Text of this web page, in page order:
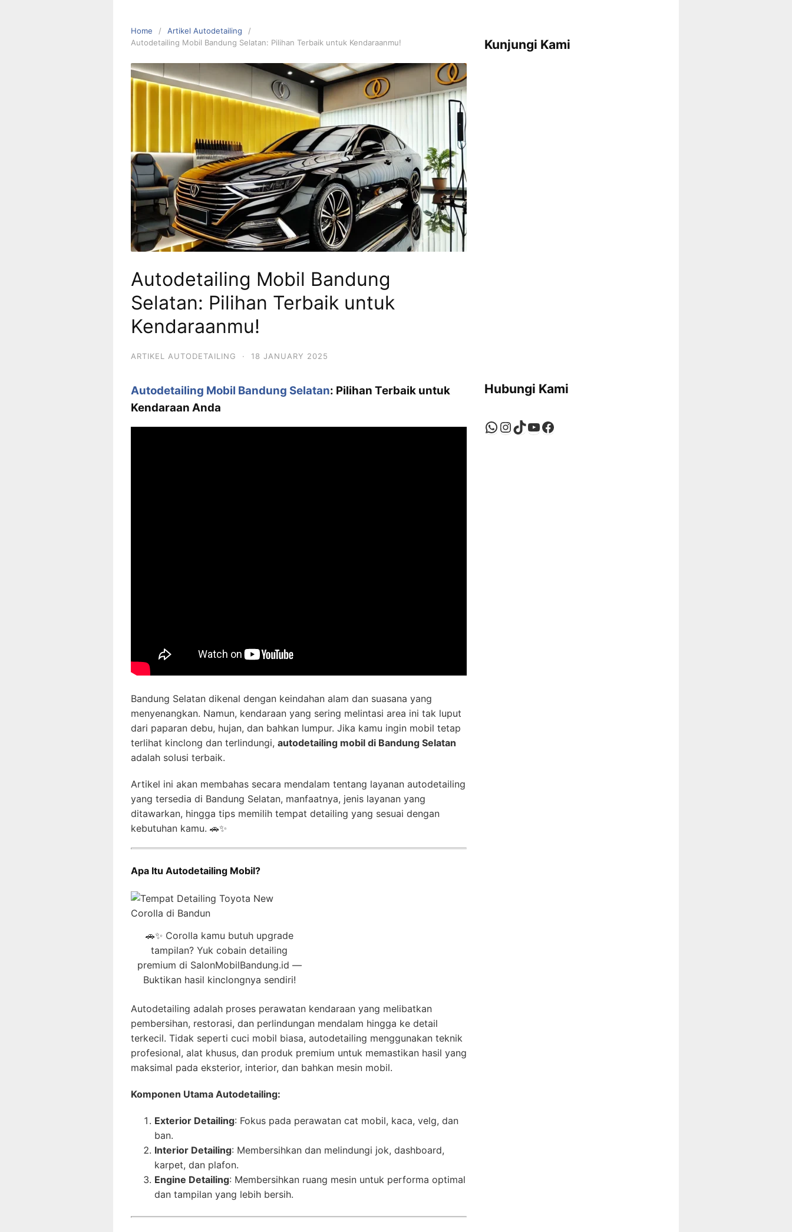
Home
Artikel Autodetailing
Autodetailing Mobil Bandung Selatan: Pilihan Terbaik untuk Kendaraanmu!
Autodetailing Mobil Bandung
Selatan: Pilihan Terbaik untuk
Kendaraanmu!
ARTIKEL AUTODETAILING · 18 JANUARY 2025
Autodetailing Mobil Bandung Selatan: Pilihan Terbaik untuk
Kendaraan Anda
Bandung Selatan dikenal dengan keindahan alam dan suasana yang
menyenangkan. Namun, kendaraan yang sering melintasi area ini tak luput
dari paparan debu, hujan, dan bahkan lumpur. Jika kamu ingin mobil tetap
terlihat kinclong dan terlindungi, autodetailing mobil di Bandung Selatan
adalah solusi terbaik.
Artikel ini akan membahas secara mendalam tentang layanan autodetailing
yang tersedia di Bandung Selatan, manfaatnya, jenis layanan yang
ditawarkan, hingga tips memilih tempat detailing yang sesuai dengan
kebutuhan kamu. 🚗✨
Apa Itu Autodetailing Mobil?
🚗✨ Corolla kamu butuh upgrade
tampilan? Yuk cobain detailing
premium di SalonMobilBandung.id —
Buktikan hasil kinclongnya sendiri!
Autodetailing adalah proses perawatan kendaraan yang melibatkan
pembersihan, restorasi, dan perlindungan mendalam hingga ke detail
terkecil. Tidak seperti cuci mobil biasa, autodetailing menggunakan teknik
profesional, alat khusus, dan produk premium untuk memastikan hasil yang
maksimal pada eksterior, interior, dan bahkan mesin mobil.
Komponen Utama Autodetailing:
Exterior Detailing: Fokus pada perawatan cat mobil, kaca, velg, dan
ban.
Interior Detailing: Membersihkan dan melindungi jok, dashboard,
karpet, dan plafon.
Engine Detailing: Membersihkan ruang mesin untuk performa optimal
dan tampilan yang lebih bersih.
Kunjungi Kami
Hubungi Kami
WhatsApp
Instagram
TikTok
YouTube
Facebook